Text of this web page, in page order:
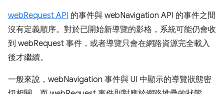
webRequest API 的事件與 webNavigation API 的事件之間
沒有定義順序。對於已開始新導覽的影格，系統可能仍會收
到 webRequest 事件，或者導覽只會在網路資源完全載入
後才繼續。
一般來說，webNavigation 事件與 UI 中顯示的導覽狀態密